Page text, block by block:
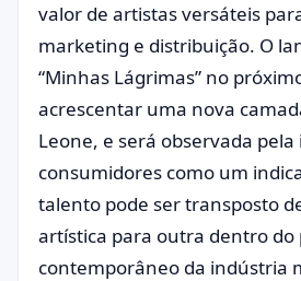
valor de artistas versáteis
marketing e distribuição. O
“Minhas Lágrimas” no
acrescentar uma nova
Leone, e será observada
consumidores como um
talento pode ser transposto
artística para outra dentro do
contemporâneo da indústria